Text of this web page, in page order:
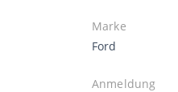
Marke
Ford
Anmeldung